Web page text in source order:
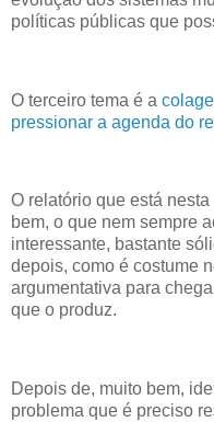
políticas públicas que
O terceiro tema é a
pressionar a agenda do
O relatório que está
bem, o que nem sempre
interessante, bastante
depois, como é costume
argumentativa para
que o produz.
Depois de, muito bem,
problema que é preciso